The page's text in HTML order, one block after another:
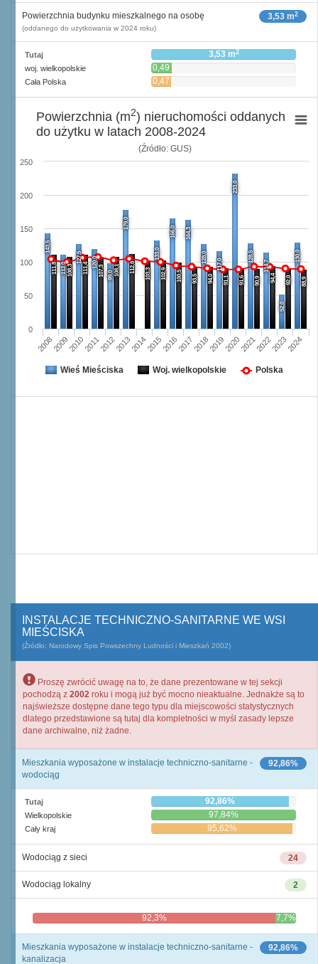
3,53 m2
Powierzchnia budynku mieszkalnego na osobę
(oddanego do użytkowania w 2024 roku)
Tutaj 3,53 m2
woj. wielkopolskie
0,49
m2
Cała Polska
0,47
(Źródło: GUS)
143,5
112,0
127,5 120,0
99,0
179,0
133,0
166,0
164,3
128,0
117,0
233,0
128,5
114,7
52,0
130,0
111,8
108,3 111,4 107,3 108,1 112,6 103,3 102,9 100,5 93,5 94,0 91,1 91,6 90,9 94,4 92,0 88,9
20082009201020112012201320142015201620172018201920202021202220232024
0
50
100
150
200
250
Powierzchnia (m2) nieruchomości oddanych
do użytku w latach 2008-2024
Wieś Mieściska Woj. wielkopolskie Polska
INSTALACJE TECHNICZNO-SANITARNE WE WSI
MIEŚCISKA
(Źródło: Narodowy Spis Powszechny Ludności i Mieszkań 2002)
Proszę zwrócić uwagę na to, że dane prezentowane w tej sekcji
pochodzą z 2002 roku i mogą już być mocno nieaktualne. Jednakże są to
najświeższe dostępne dane tego typu dla miejscowości statystycznych
dlatego przedstawione są tutaj dla kompletności w myśl zasady lepsze
dane archiwalne, niż żadne.
92,86%
Mieszkania wyposażone w instalacje techniczno-sanitarne -
wodociąg
Tutaj 92,86%
Wielkopolskie 97,84%
Cały kraj 95,62%
24
Wodociąg z sieci
2
Wodociąg lokalny
92,3% 7,7%
92,86%
Mieszkania wyposażone w instalacje techniczno-sanitarne -
kanalizacja